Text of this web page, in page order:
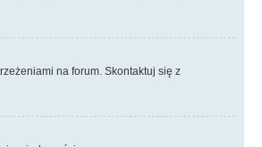
na forum. Skontaktuj się z